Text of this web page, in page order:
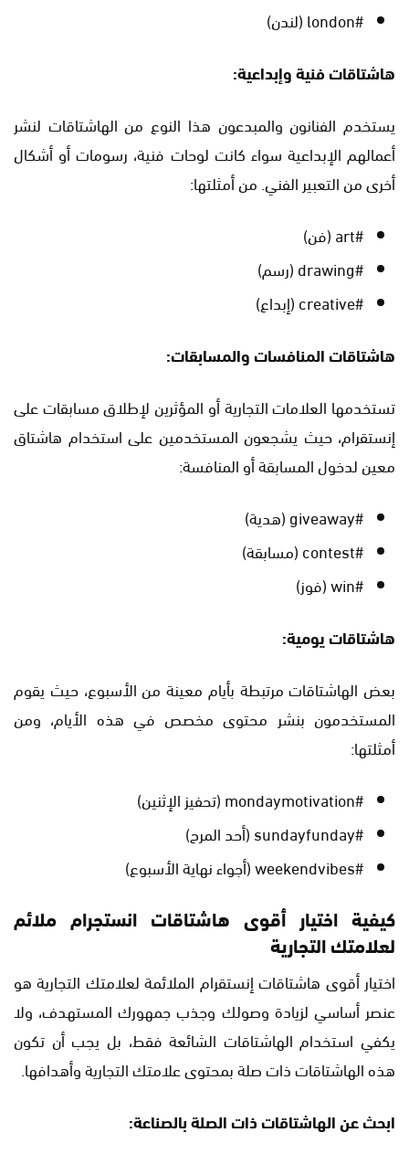
#london (لندن)
هاشتاقات فنية وإبداعية:
يستخدم الفنانون والمبدعون هذا النوع من الهاشتاقات لنشر
أعمالهم الإبداعية سواء كانت لوحات فنية، رسومات أو أشكال
أخرى من التعبير الفني. من أمثلتها:
#art (فن)
#drawing (رسم)
#creative (إبداع)
هاشتاقات المنافسات والمسابقات:
تستخدمها العلامات التجارية أو المؤثرين لإطلاق مسابقات على
إنستقرام، حيث يشجعون المستخدمين على استخدام هاشتاق
معين لدخول المسابقة أو المنافسة:
#giveaway (هدية)
#contest (مسابقة)
#win (فوز)
هاشتاقات يومية:
بعض الهاشتاقات مرتبطة بأيام معينة من الأسبوع، حيث يقوم
المستخدمون بنشر محتوى مخصص في هذه الأيام، ومن
أمثلتها:
#mondaymotivation (تحفيز الإثنين)
#sundayfunday (أحد المرح)
#weekendvibes (أجواء نهاية الأسبوع)
كيفية اختيار أقوى هاشتاقات انستجرام ملائم
لعلامتك التجارية
اختيار أقوى هاشتاقات إنستقرام الملائمة لعلامتك التجارية هو
عنصر أساسي لزيادة وصولك وجذب جمهورك المستهدف، ولا
يكفي استخدام الهاشتاقات الشائعة فقط، بل يجب أن تكون
هذه الهاشتاقات ذات صلة بمحتوى علامتك التجارية وأهدافها.
ابحث عن الهاشتاقات ذات الصلة بالصناعة: